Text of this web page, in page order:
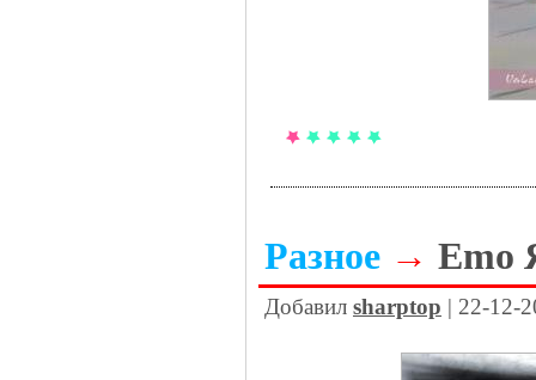
Разное → Emo
Добавил sharptop | 22-12-